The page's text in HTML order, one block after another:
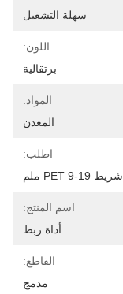
سهلة التشغيل
اللون:
برتقالية
المواد:
المعدن
اطلب:
شريط PET 9-19 ملم
اسم المنتج:
أداة ربط
القاطع:
مدمج